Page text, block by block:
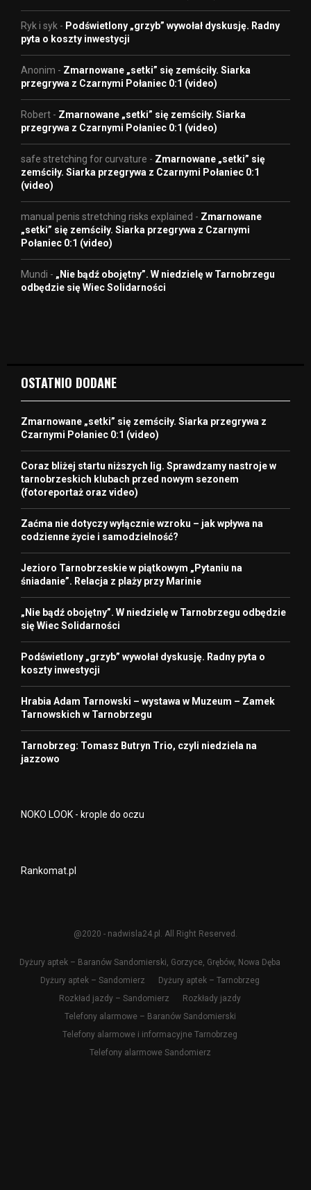
Ryk i syk - Podświetlony „grzyb” wywołał dyskusję. Radny
pyta o koszty inwestycji
Anonim - Zmarnowane „setki” się zemściły. Siarka
przegrywa z Czarnymi Połaniec 0:1 (video)
Robert - Zmarnowane „setki” się zemściły. Siarka
przegrywa z Czarnymi Połaniec 0:1 (video)
safe stretching for curvature - Zmarnowane „setki” się
zemściły. Siarka przegrywa z Czarnymi Połaniec 0:1
(video)
manual penis stretching risks explained - Zmarnowane
„setki” się zemściły. Siarka przegrywa z Czarnymi
Połaniec 0:1 (video)
Mundi - „Nie bądź obojętny”. W niedzielę w Tarnobrzegu
odbędzie się Wiec Solidarności
OSTATNIO DODANE
Zmarnowane „setki” się zemściły. Siarka przegrywa z
Czarnymi Połaniec 0:1 (video)
Coraz bliżej startu niższych lig. Sprawdzamy nastroje w
tarnobrzeskich klubach przed nowym sezonem
(fotoreportaż oraz video)
Zaćma nie dotyczy wyłącznie wzroku – jak wpływa na
codzienne życie i samodzielność?
Jezioro Tarnobrzeskie w piątkowym „Pytaniu na
śniadanie”. Relacja z plaży przy Marinie
„Nie bądź obojętny”. W niedzielę w Tarnobrzegu odbędzie
się Wiec Solidarności
Podświetlony „grzyb” wywołał dyskusję. Radny pyta o
koszty inwestycji
Hrabia Adam Tarnowski – wystawa w Muzeum – Zamek
Tarnowskich w Tarnobrzegu
Tarnobrzeg: Tomasz Butryn Trio, czyli niedziela na
jazzowo
NOKO LOOK - krople do oczu
Rankomat.pl
@2020 - nadwisla24.pl. All Right Reserved.
Dyżury aptek – Baranów Sandomierski, Gorzyce, Grębów, Nowa Dęba
Dyżury aptek – Sandomierz
Dyżury aptek – Tarnobrzeg
Rozkład jazdy – Sandomierz
Rozkłady jazdy
Telefony alarmowe – Baranów Sandomierski
Telefony alarmowe i informacyjne Tarnobrzeg
Telefony alarmowe Sandomierz